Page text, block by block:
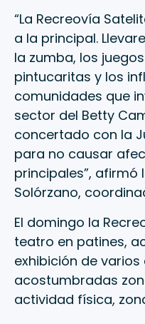
“La Recreovía
a la principal.
la zumba, los
pintucaritas y los
comunidades que
sector del Betty
concertado con la
para no causar
principales”, afirmó
Solórzano,
El domingo la
teatro en patines,
exhibición de
acostumbradas
actividad física,